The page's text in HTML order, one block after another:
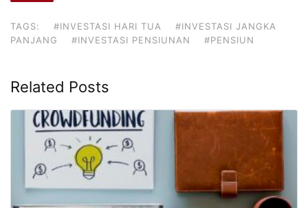
TAGS: #INVESTASI HARI TUA
#INVESTASI JANGKA
PANJANG
#INVESTASI PENSIUNAN #PENSIUN
Related Posts